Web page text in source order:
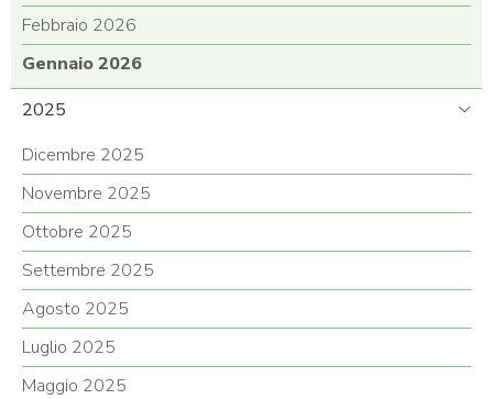
Febbraio 2026
Gennaio 2026
2025
Dicembre 2025
Novembre 2025
Ottobre 2025
Settembre 2025
Agosto 2025
Luglio 2025
Maggio 2025